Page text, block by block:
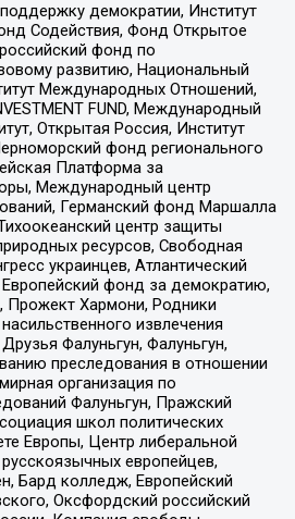
демократии, Институт
Содействия, Фонд Открытое
фонд по
развитию, Национальный
Международных Отношений,
FUND, Международный
Открытая Россия, Институт
фонд регионального
Платформа за
Международный центр
Германский фонд Маршалла
центр защиты
ресурсов, Свободная
украинцев, Атлантический
фонд за демократию,
Хармони, Родники
извлечения
Фалуньгун, Фалуньгун,
преследования в отношении
организация по
Фалуньгун, Пражский
школ политических
Европы, Центр либеральной
европейцев,
Бард колледж, Европейский
Оксфордский российский